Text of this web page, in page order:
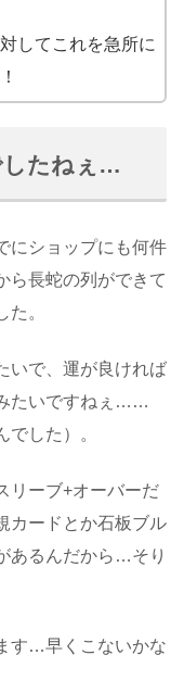
してこれを急所に
したねぇ…
にショップにも何件
ら長蛇の列ができて
。
いで、運が良ければ
たいですねぇ……
でした）。
リーブ+オーバーだ
カードとか石板ブル
あるんだから…そり
す…早くこないかな